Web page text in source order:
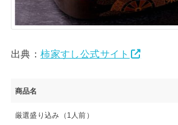
出典：柿家すし公式サイト
商品名
厳選盛り込み（1人前）